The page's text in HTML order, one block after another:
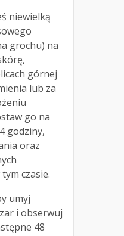
niewielką
grochu) na
górnej
lub za
go na
godziny,
oraz
czasie.
umyj
i obserwuj
48